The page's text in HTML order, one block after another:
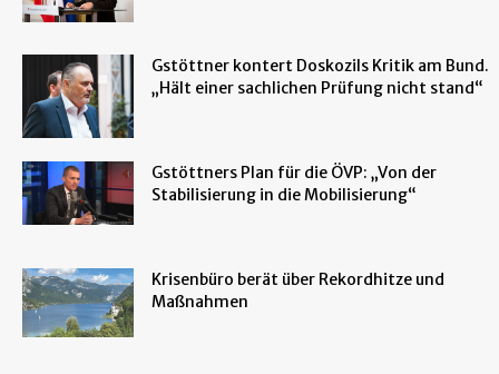
Gstöttner kontert Doskozils Kritik am Bund.
„Hält einer sachlichen Prüfung nicht stand“
Gstöttners Plan für die ÖVP: „Von der
Stabilisierung in die Mobilisierung“
Krisenbüro berät über Rekordhitze und
Maßnahmen